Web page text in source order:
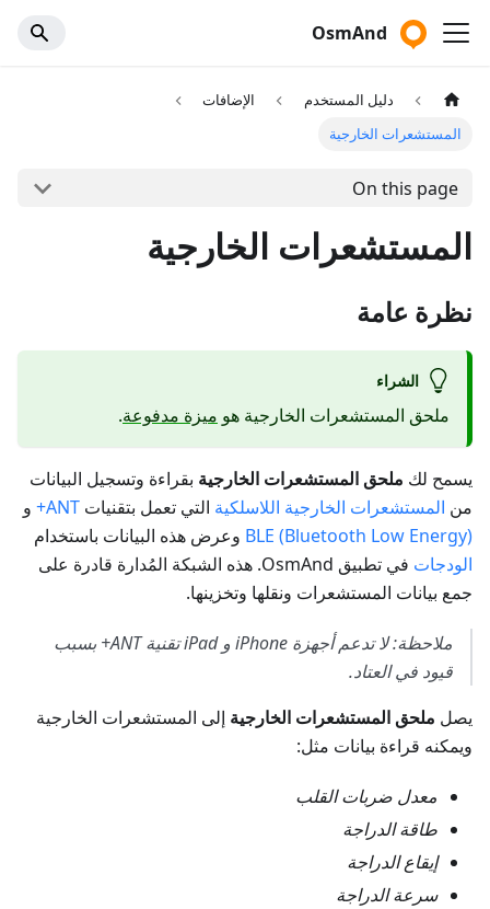
OsmAnd
دليل المستخدم
الإضافات
المستشعرات الخارجية
On this page
المستشعرات الخارجية
نظرة عامة
الشراء
ملحق المستشعرات الخارجية هو ميزة مدفوعة.
يسمح لك ملحق المستشعرات الخارجية بقراءة وتسجيل البيانات
من المستشعرات الخارجية اللاسلكية التي تعمل بتقنيات ANT+
و
BLE (Bluetooth Low Energy) وعرض هذه البيانات باستخدام
الودجات
في تطبيق OsmAnd. هذه الشبكة المُدارة قادرة على
جمع بيانات المستشعرات ونقلها وتخزينها.
ملاحظة: لا تدعم أجهزة iPhone و iPad تقنية ANT+ بسبب
قيود في العتاد.
يصل ملحق المستشعرات الخارجية إلى المستشعرات الخارجية
ويمكنه قراءة بيانات مثل:
معدل ضربات القلب
طاقة الدراجة
إيقاع الدراجة
سرعة الدراجة